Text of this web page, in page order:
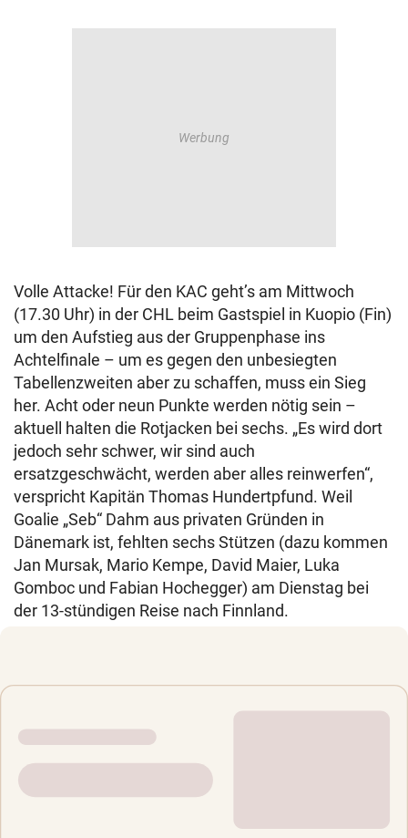
Volle Attacke! Für den KAC geht’s am Mittwoch
(17.30 Uhr) in der CHL beim Gastspiel in Kuopio (Fin)
um den Aufstieg aus der Gruppenphase ins
Achtelfinale – um es gegen den unbesiegten
Tabellenzweiten aber zu schaffen, muss ein Sieg
her. Acht oder neun Punkte werden nötig sein –
aktuell halten die Rotjacken bei sechs. „Es wird dort
jedoch sehr schwer, wir sind auch
ersatzgeschwächt, werden aber alles reinwerfen“,
verspricht Kapitän Thomas Hundertpfund. Weil
Goalie „Seb“ Dahm aus privaten Gründen in
Dänemark ist, fehlten sechs Stützen (dazu kommen
Jan Mursak, Mario Kempe, David Maier, Luka
Gomboc und Fabian Hochegger) am Dienstag bei
der 13-stündigen Reise nach Finnland.